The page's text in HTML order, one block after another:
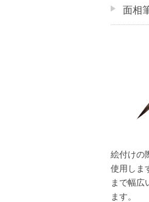
面相
絵付けの
使用しま
まで幅広
ます。